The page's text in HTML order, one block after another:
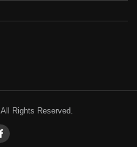
. All Rights Reserved.